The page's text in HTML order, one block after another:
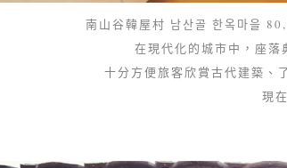
南山谷韓屋村 남산골 한옥마을
在現代化的城市中，座落
十分方便旅客欣賞古代建築、
現